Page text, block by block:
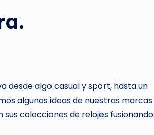
desde algo casual y sport, hasta un
algunas ideas de nuestras marcas
sus colecciones de relojes fusionando